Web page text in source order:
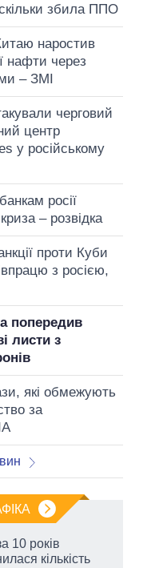
збила ППО
наростив
нафти через
– ЗМІ
черговий
центр
у російському
росії
– розвідка
проти Куби
з росією,
попередив
листи з
які обмежують
за
10 років
кількість